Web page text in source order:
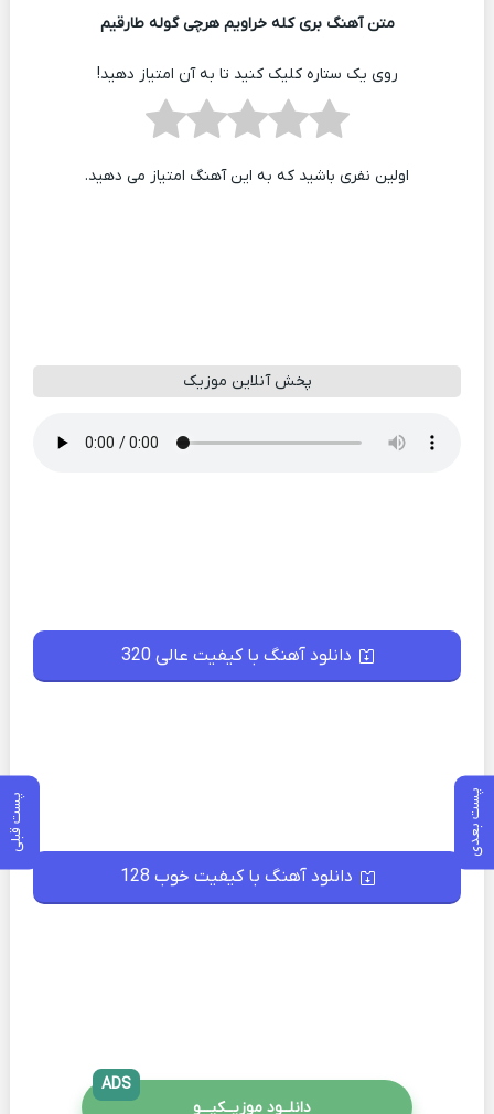
پست بعدی پست قبلی
متن آهنگ بری کله خراویم هرچی گوله طارقیم
روی یک ستاره کلیک کنید تا به آن امتیاز دهید!
اولین نفری باشید که به این آهنگ امتیاز می دهید.
پخش آنلاین موزیک
دانلود آهنگ با کیفیت عالی 320
دانلود آهنگ با کیفیت خوب 128
دانلــود موزیــکیـــو
ADS